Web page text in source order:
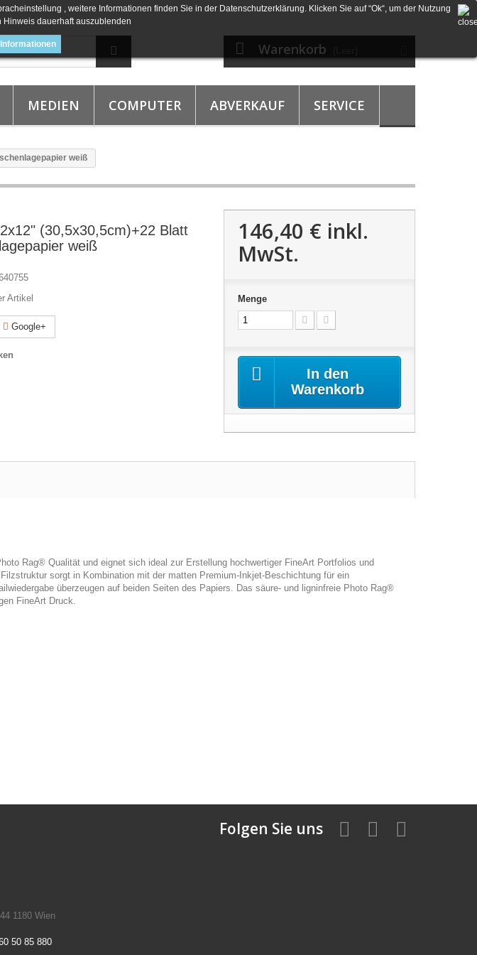
Warenkorb
MEDIEN COMPUTER ABVERKAUF SERVICE
, weitere Informationen finden Sie in der Datenschutzerklärung. Klicken Sie auf “Ok“, um der Nutzung
dauerhaft auszublenden
weiß
(30,5x30,5cm)+22 Blatt
weiß
Artikel
Google+
146,40 € inkl.
MwSt.
Menge
In den
Warenkorb
Rag® Qualität und eignet sich ideal zur Erstellung hochwertiger FineArt Portfolios und
sorgt in Kombination mit der matten Premium-Inkjet-Beschichtung für ein
überzeugen auf beiden Seiten des Papiers. Das säure- und ligninfreie Photo Rag®
FineArt Druck.
Folgen Sie uns
1180 Wien
50 85 880